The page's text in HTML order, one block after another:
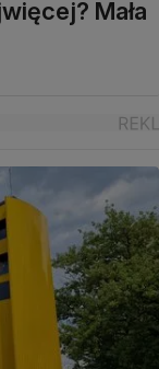
Mała